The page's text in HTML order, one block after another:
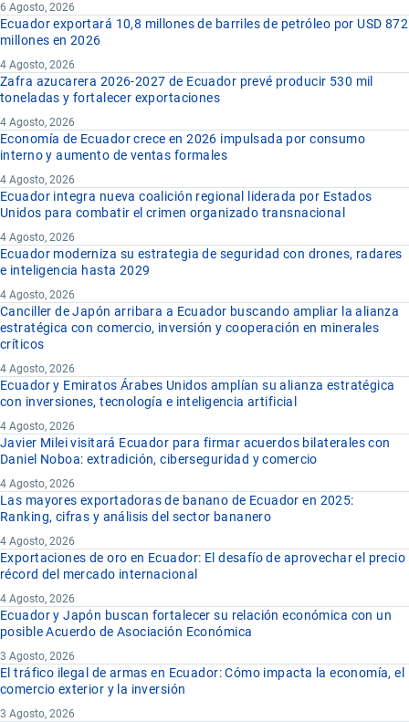
6 Agosto, 2026
Ecuador exportará 10,8 millones de barriles de petróleo por USD 872
millones en 2026
4 Agosto, 2026
Zafra azucarera 2026-2027 de Ecuador prevé producir 530 mil
toneladas y fortalecer exportaciones
4 Agosto, 2026
Economía de Ecuador crece en 2026 impulsada por consumo
interno y aumento de ventas formales
4 Agosto, 2026
Ecuador integra nueva coalición regional liderada por Estados
Unidos para combatir el crimen organizado transnacional
4 Agosto, 2026
Ecuador moderniza su estrategia de seguridad con drones, radares
e inteligencia hasta 2029
4 Agosto, 2026
Canciller de Japón arribara a Ecuador buscando ampliar la alianza
estratégica con comercio, inversión y cooperación en minerales
críticos
4 Agosto, 2026
Ecuador y Emiratos Árabes Unidos amplían su alianza estratégica
con inversiones, tecnología e inteligencia artificial
4 Agosto, 2026
Javier Milei visitará Ecuador para firmar acuerdos bilaterales con
Daniel Noboa: extradición, ciberseguridad y comercio
4 Agosto, 2026
Las mayores exportadoras de banano de Ecuador en 2025:
Ranking, cifras y análisis del sector bananero
4 Agosto, 2026
Exportaciones de oro en Ecuador: El desafío de aprovechar el precio
récord del mercado internacional
4 Agosto, 2026
Ecuador y Japón buscan fortalecer su relación económica con un
posible Acuerdo de Asociación Económica
3 Agosto, 2026
El tráfico ilegal de armas en Ecuador: Cómo impacta la economía, el
comercio exterior y la inversión
3 Agosto, 2026